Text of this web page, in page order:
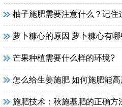
柚子施肥需要注意什么？记住
萝卜糠心的原因 萝卜糠心有
芒果种植需要什么样的环境?
怎么给生姜施肥 如何施肥能高产高收
施肥技术：秋施基肥的正确方法，